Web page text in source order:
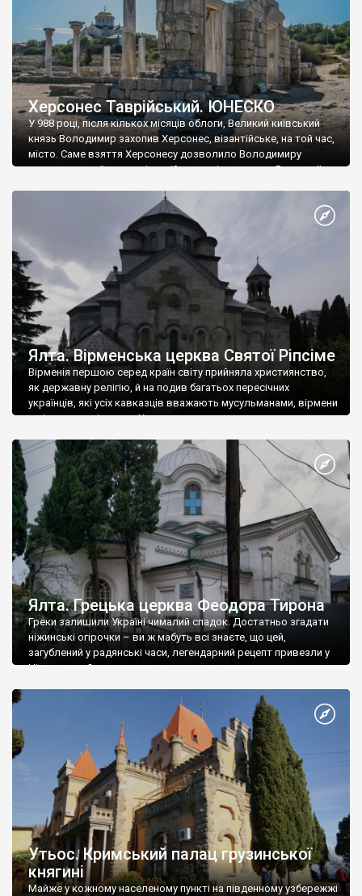
Херсонес Таврійський. ЮНЕСКО
У 988 році, після кількох місяців облоги, Великий київський
князь Володимир захопив Херсонес, візантійське, на той час,
місто. Саме взяття Херсонесу дозволило Володимиру
диктувати свої умови візантійському імператору Василю ІІ, та
Херсонесі Володимир-язичник, став Василем-християнином.
А потім було Хрещення Русі. На честь Херсонесу Таврійського
Ялта. Вірменська церква Святої Ріпсіме
Вірменія першою серед країн світу прийняла християнство,
як державну релігію, й на подив багатьох пересічних
українців, які усіх кавказців вважають мусульманами, вірмени
є відданими вірянами Христа
Ялта. Грецька церква Феодора Тирона
Греки залишили Україні чималий спадок. Достатньо згадати
ніжинські огірочки – ви ж мабуть всі знаєте, що цей,
загублений у радянські часи, легендарний рецепт привезли у
Ніжин греки?
Утьос. Кримський палац грузинської
княгині
Майже у кожному населеному пункті на південному узбережжі